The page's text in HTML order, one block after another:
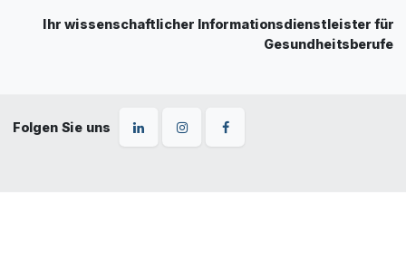
Ihr wissenschaftlicher Informationsdienstleister für
Gesundheitsberufe
Folgen Sie uns